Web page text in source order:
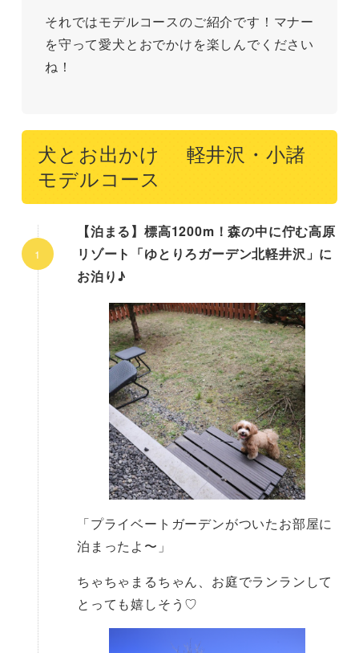
それではモデルコースのご紹介です！マナー
を守って愛犬とおでかけを楽しんでください
ね！
犬とお出かけ 軽井沢・小諸
モデルコース
【泊まる】標高1200m！森の中に佇む高原
リゾート「ゆとりろガーデン北軽井沢」に
お泊り♪
「プライベートガーデンがついたお部屋に
泊まったよ〜」
ちゃちゃまるちゃん、お庭でランランして
とっても嬉しそう♡